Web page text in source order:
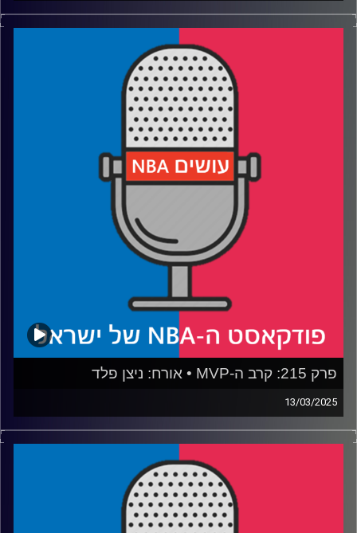
פודקאסט האן.בי.איי עם ערן סורוקה, שרון דוידוביץ', משה
דוידוביץ' ועידן לוצקי, בשיתוף קול האוניברסיטה.
רבע 1: תגובה לסאגת לברון ג׳יימס, האם גולדן סטייט ווריורס
הפכה לקונטדרית, למה מינסוטה טימברוולבס מתקשה ומה
חסר ליוסטון רוקטס?
רבע 2: מאבקי הפלייאין במערב, דני אבדיה ופורטלנד
רבע 3: מה אורלנדו מג׳יק איבדה שדרדר אותה, מיאמי היט
איבדה את התרבות שלה, המזרח איבד את הבטן שלו
עידן לוצקי
פרק 215: קרב ה-MVP • אורח: ניצן פלד
13/03/2025
פודקאסט האן.בי.איי עם ערן סורוקה, שרון דוידוביץ', משה
דוידוביץ' ועידן לוצקי, בשיתוף קול האוניברסיטה.
רבע 1: ניקולה יוקיץ' מול שיי גילג'ס-אלכסנדר, הת'נדר מול
הנאגטס: מה למדנו השבוע
רבע 2: הנקודות השחורות של לברון ג׳יימס, וכמה הלייקרס